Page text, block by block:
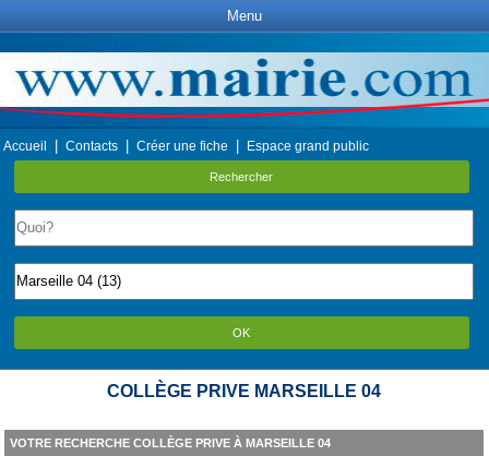
Menu
Accueil Contacts Créer une fiche Espace grand public
Rechercher
OK
COLLÈGE PRIVE MARSEILLE 04
VOTRE RECHERCHE COLLÈGE PRIVE À MARSEILLE 04